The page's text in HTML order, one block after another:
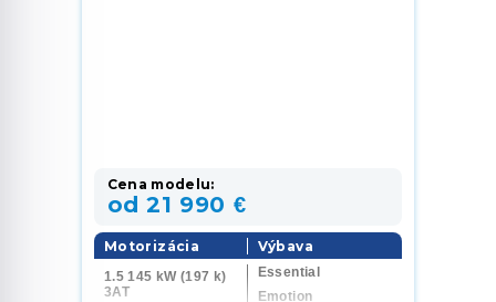
Cena modelu:
od 21 990 €
Motorizácia
1.5 145 kW (197 k)
3AT
Výbava
Essential
Emotion